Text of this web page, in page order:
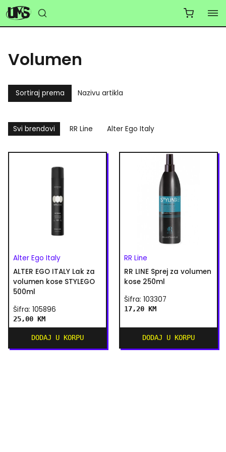
Volumen
Sortiraj prema Nazivu artikla
Svi brendovi RR Line Alter Ego Italy
Alter Ego Italy
ALTER EGO ITALY Lak za
volumen kose STYLEGO
500ml
Šifra: 105896
25,00 KM
DODAJ U KORPU
RR Line
RR LINE Sprej za volumen
kose 250ml
Šifra: 103307
17,20 KM
DODAJ U KORPU